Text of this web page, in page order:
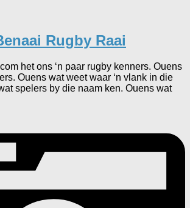
Rugby Raai
het ons ‘n paar rugby kenners. Ouens
Ouens wat weet waar ‘n vlank in die
spelers by die naam ken. Ouens wat